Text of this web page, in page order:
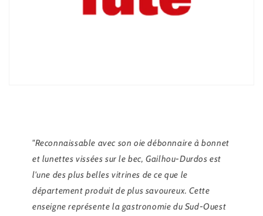
"Reconnaissable avec son oie débonnaire à bonnet
et lunettes vissées sur le bec, Gailhou-Durdos est
l'une des plus belles vitrines de ce que le
département produit de plus savoureux. Cette
enseigne représente la gastronomie du Sud-Ouest